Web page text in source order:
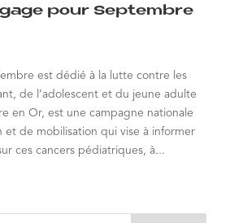
pour Septembre
est dédié à la lutte contre les
de l’adolescent et du jeune adulte
en Or, est une campagne nationale
et de mobilisation qui vise à informer
ces cancers pédiatriques, à...